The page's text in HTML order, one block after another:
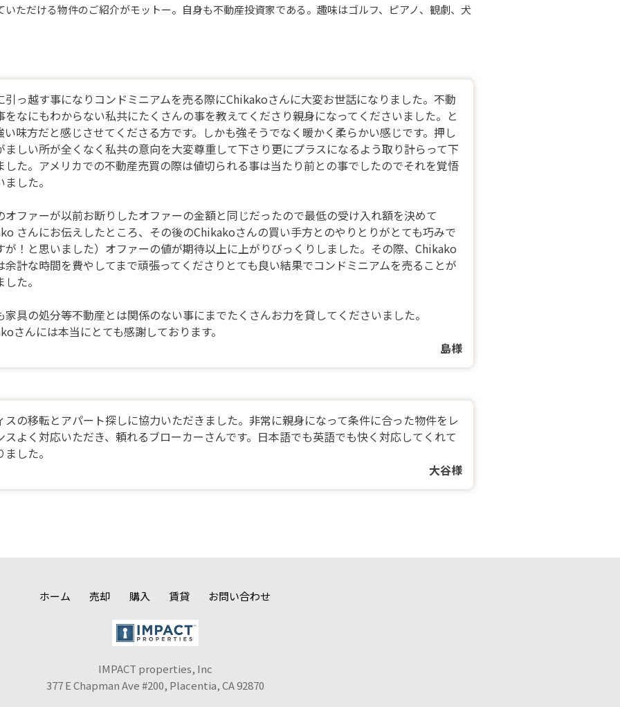
ただける物件のご紹介がモットー。自身も不動産投資家である。趣味はゴルフ、ピアノ、観劇、犬
引っ越す事になりコンドミニアムを売る際にChikakoさんに大変お世話になりました。不動
をなにもわからない私共にたくさんの事を教えてくださり親身になってくださいました。と
い味方だと感じさせてくださる方です。しかも強そうでなく暖かく柔らかい感じです。押し
ましい所が全くなく私共の意向を大変尊重して下さり更にプラスになるよう取り計らって下
した。アメリカでの不動産売買の際は値切られる事は当たり前との事でしたのでそれを覚悟
した。
オファーが以前お断りしたオファーの金額と同じだったので最低の受け入れ額を決めて
さんにお伝えしたところ、その後のChikakoさんの買い手方とのやりとりがとても巧みで
が！と思いました）オファーの値が期待以上に上がりびっくりしました。その際、Chikako
余計な時間を費やしてまで頑張ってくださりとても良い結果でコンドミニアムを売ることが
た。
家具の処分等不動産とは関係のない事にまでたくさんお力を貸してくださいました。
さんには本当にとても感謝しております。
島様
スの移転とアパート探しに協力いただきました。非常に親身になって条件に合った物件をレ
スよく対応いただき、頼れるブローカーさんです。日本語でも英語でも快く対応してくれて
した。
大谷様
ホーム 売却 購入 賃貸 お問い合わせ
IMPACT properties, Inc
377 E Chapman Ave #200, Placentia, CA 92870